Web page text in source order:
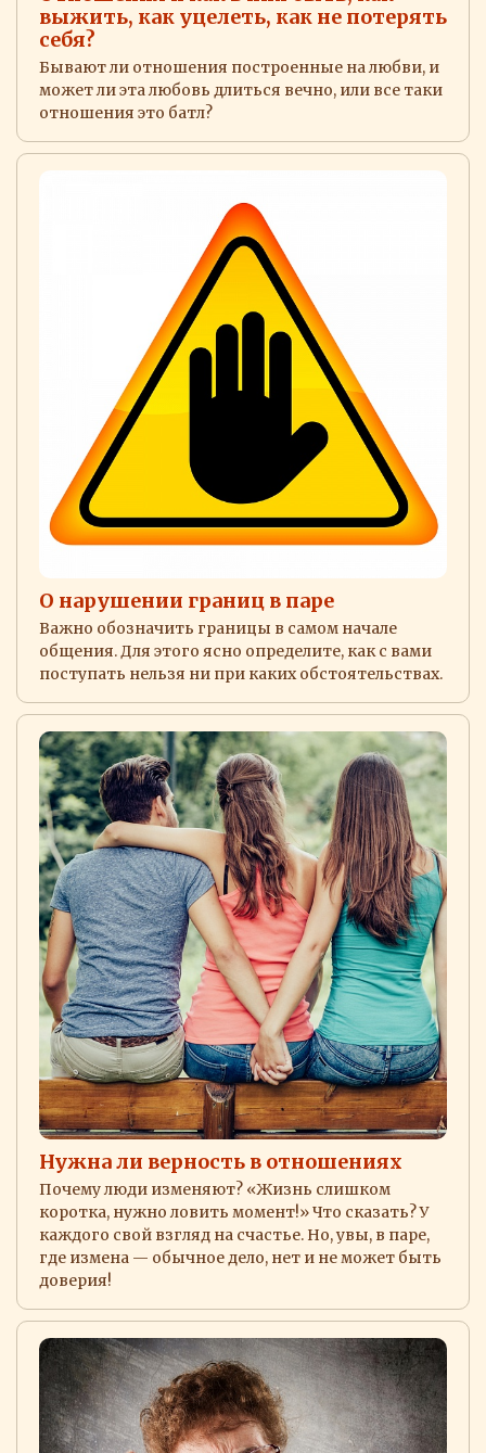
выжить, как уцелеть, как не потерять
себя?
Бывают ли отношения построенные на любви, и
может ли эта любовь длиться вечно, или все таки
отношения это батл?
О нарушении границ в паре
Важно обозначить границы в самом начале
общения. Для этого ясно определите, как с вами
поступать нельзя ни при каких обстоятельствах.
Нужна ли верность в отношениях
Почему люди изменяют? «Жизнь слишком
коротка, нужно ловить момент!» Что сказать? У
каждого свой взгляд на счастье. Но, увы, в паре,
где измена — обычное дело, нет и не может быть
доверия!